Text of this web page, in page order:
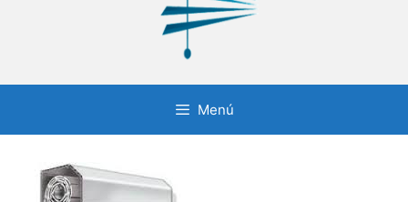
Menú